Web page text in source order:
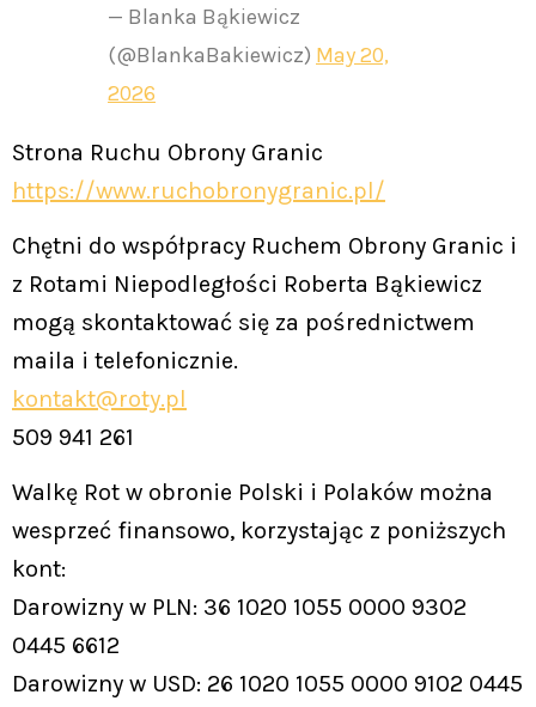
— Blanka Bąkiewicz
(@BlankaBakiewicz) May 20,
2026
Strona Ruchu Obrony Granic
https://www.ruchobronygranic.pl/
Chętni do współpracy Ruchem Obrony Granic i
z Rotami Niepodległości Roberta Bąkiewicz
mogą skontaktować się za pośrednictwem
maila i telefonicznie.
kontakt@roty.pl
509 941 261
Walkę Rot w obronie Polski i Polaków można
wesprzeć finansowo, korzystając z poniższych
kont:
Darowizny w PLN: 36 1020 1055 0000 9302
0445 6612
Darowizny w USD: 26 1020 1055 0000 9102 0445